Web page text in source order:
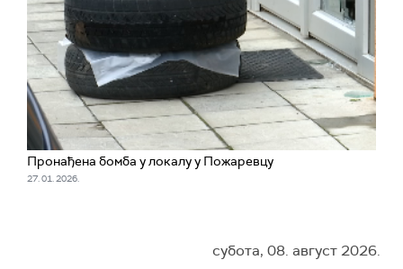
Пронађена бомба у локалу у Пожаревцу
27. 01. 2026.
субота, 08. август 2026.